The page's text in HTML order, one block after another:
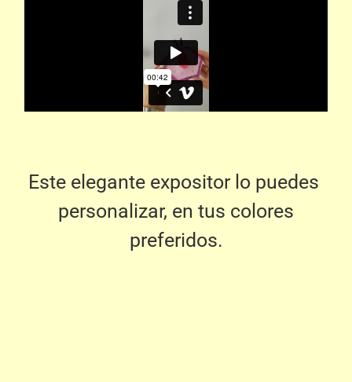
Este elegante expositor lo puedes
personalizar, en tus colores
preferidos.